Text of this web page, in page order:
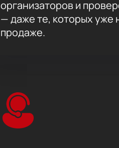
организаторов и
— даже те, которых уже
продаже.